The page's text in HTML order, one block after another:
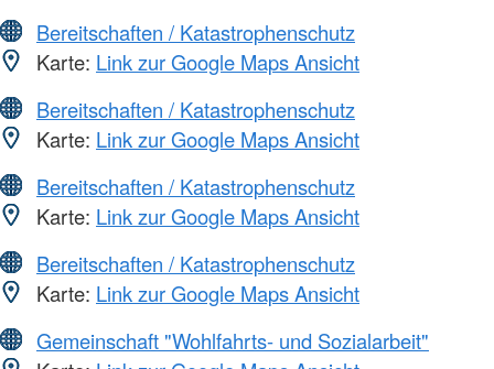
Bereitschaften / Katastrophenschutz
Karte: Link zur Google Maps Ansicht
Bereitschaften / Katastrophenschutz
Karte: Link zur Google Maps Ansicht
Bereitschaften / Katastrophenschutz
Karte: Link zur Google Maps Ansicht
Bereitschaften / Katastrophenschutz
Karte: Link zur Google Maps Ansicht
Gemeinschaft "Wohlfahrts- und Sozialarbeit"